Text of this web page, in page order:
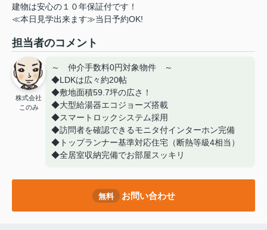
建物は安心の１０年保証付です！
≪本日見学出来ます≫当日予約OK!
担当者のコメント
株式会社
このみ
～ 仲介手数料0円対象物件 ～
◆LDKは広々約20帖
◆敷地面積59.7坪の広さ！
◆大型給湯器エコジョーズ搭載
◆スマートロックシステム採用
◆訪問者を確認できるモニタ付インターホン完備
◆トップランナー基準対応住宅（断熱等級4相当）
◆全居室収納完備でお部屋スッキリ
無料 お問い合わせ